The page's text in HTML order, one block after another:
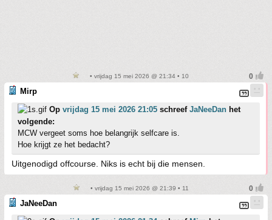
• vrijdag 15 mei 2026 @ 21:34 • 10
Mirp
Op vrijdag 15 mei 2026 21:05 schreef JaNeeDan het
volgende:
MCW vergeet soms hoe belangrijk selfcare is.
Hoe krijgt ze het bedacht?
Uitgenodigd offcourse. Niks is echt bij die mensen.
• vrijdag 15 mei 2026 @ 21:39 • 11
JaNeeDan